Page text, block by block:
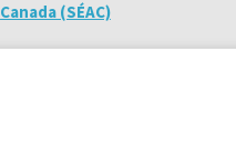
Canada (SÉAC)